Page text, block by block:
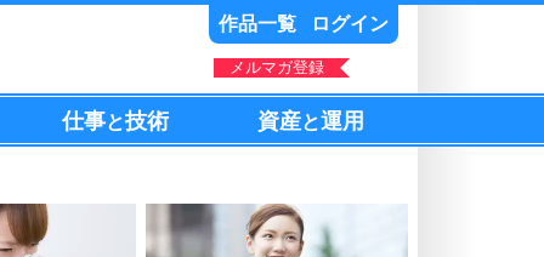
作品一覧 ログイン
メルマガ登録
仕事と技術 資産と運用